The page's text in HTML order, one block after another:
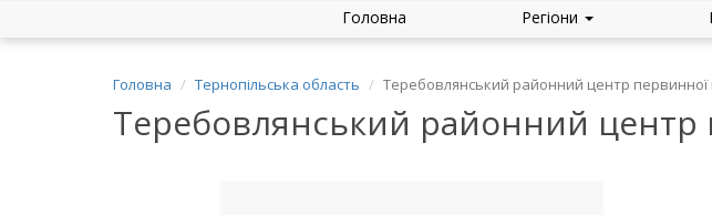
Головна Регіони
Головна Тернопільська область Теребовлянський районний центр первинної
Теребовлянський районний центр